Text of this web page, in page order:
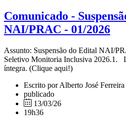
Comunicado -
NAI/PRAC - 01/2026
Assunto: Suspensão do Edital NAI/
Seletivo Monitoria Inclusiva 2026.1.
íntegra. (Clique aqui!)
Escrito por Alberto José
publicado
13/03/26
19h36